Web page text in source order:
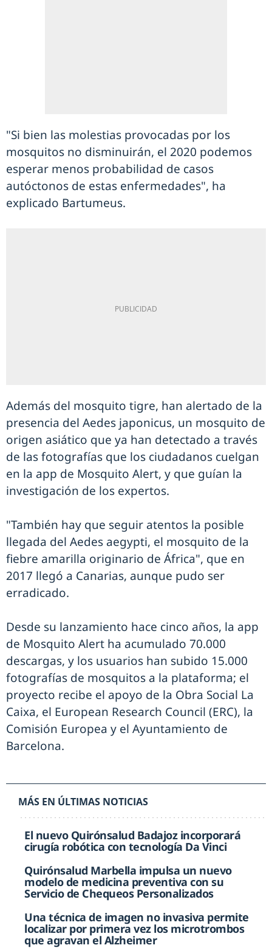
"Si bien las molestias provocadas por los
mosquitos no disminuirán, el 2020 podemos
esperar menos probabilidad de casos
autóctonos de estas enfermedades", ha
explicado Bartumeus.
Además del mosquito tigre, han alertado de la
presencia del Aedes japonicus, un mosquito de
origen asiático que ya han detectado a través
de las fotografías que los ciudadanos cuelgan
en la app de Mosquito Alert, y que guían la
investigación de los expertos.
"También hay que seguir atentos la posible
llegada del Aedes aegypti, el mosquito de la
fiebre amarilla originario de África", que en
2017 llegó a Canarias, aunque pudo ser
erradicado.
Desde su lanzamiento hace cinco años, la app
de Mosquito Alert ha acumulado 70.000
descargas, y los usuarios han subido 15.000
fotografías de mosquitos a la plataforma; el
proyecto recibe el apoyo de la Obra Social La
Caixa, el European Research Council (ERC), la
Comisión Europea y el Ayuntamiento de
Barcelona.
MÁS EN ÚLTIMAS NOTICIAS
El nuevo Quirónsalud Badajoz incorporará
cirugía robótica con tecnología Da Vinci
Quirónsalud Marbella impulsa un nuevo
modelo de medicina preventiva con su
Servicio de Chequeos Personalizados
Una técnica de imagen no invasiva permite
localizar por primera vez los microtrombos
que agravan el Alzheimer